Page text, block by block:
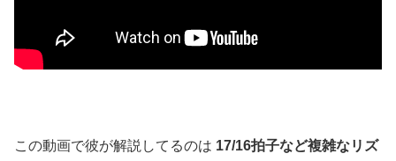
この動画で彼が解説してるのは 17/16拍子など複雑なリズ